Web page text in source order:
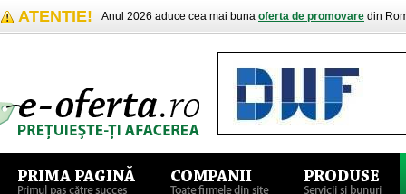
ATENTIE! Anul 2026 aduce cea mai buna oferta de promovare din